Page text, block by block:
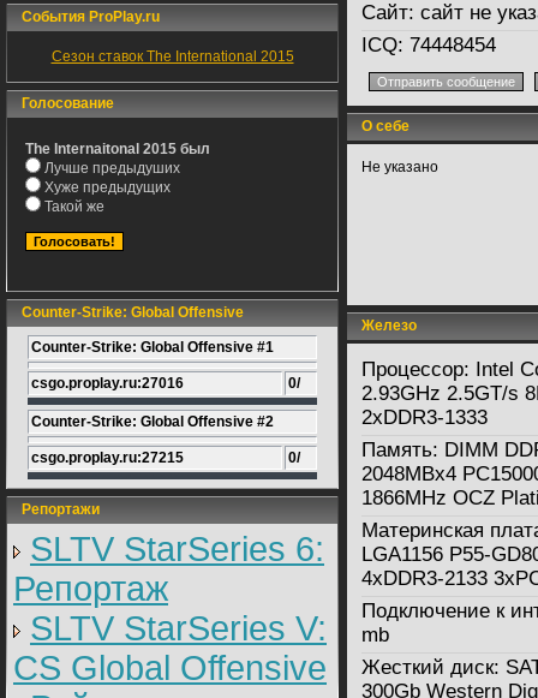
События ProPlay.ru
Сезон ставок The International 2015
Голосование
The Internaitonal 2015 был
Лучше предыдуших
Хуже предыдущих
Такой же
Counter-Strike: Global Offensive
Counter-Strike: Global Offensive #1
csgo.proplay.ru:27016 0/
Counter-Strike: Global Offensive #2
csgo.proplay.ru:27215 0/
Репортажи
SLTV StarSeries 6:
Репортаж
SLTV StarSeries V:
CS Global Offensive
Сайт: сайт не
ICQ: 74448454
О себе
Не указано
Железо
Процессор: Intel
2.93GHz 2.5GT/s
2xDDR3-1333
Память: DIMM
2048MBx4
1866MHz OCZ
Материнская
LGA1156 P55-
4xDDR3-2133
Подключение к
mb
Жесткий диск:
300Gb Western